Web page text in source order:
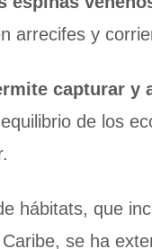
arrecifes y
capturar y
de los
hábitats, que
se ha